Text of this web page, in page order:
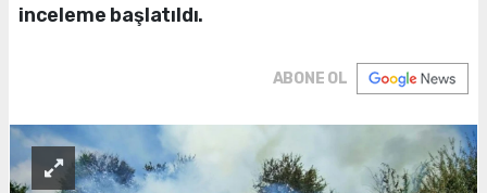
inceleme başlatıldı.
ABONE OL